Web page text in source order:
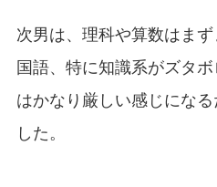
次男は、理科や算数はまず
国語、特に知識系がズタ
はかなり厳しい感じにな
した。